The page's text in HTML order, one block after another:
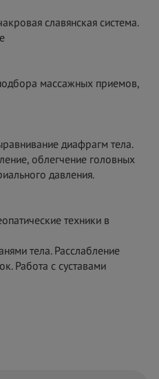
славянская система.
массажных приемов,
диафрагм тела.
облегчение головных
давления.
техники в
тела. Расслабление
Работа с суставами